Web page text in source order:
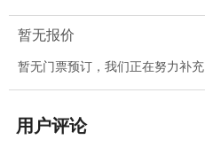
暂无报价
暂无门票预订，我们正在努力补充
用户评论